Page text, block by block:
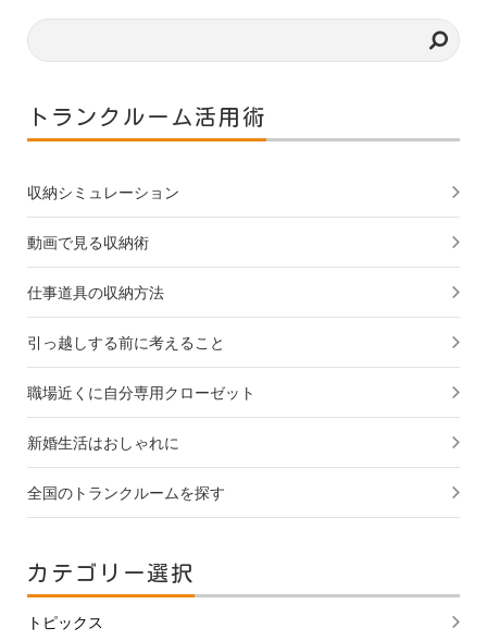
トランクルーム活用術
収納シミュレーション
動画で見る収納術
仕事道具の収納方法
引っ越しする前に考えること
職場近くに自分専用クローゼット
新婚生活はおしゃれに
全国のトランクルームを探す
カテゴリー選択
トピックス